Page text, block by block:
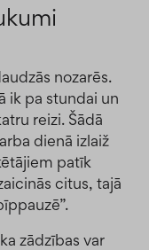
nozarēs.
ik pa stundai un
reizi. Šādā
dienā izlaiž
patīk
citus, tajā
zādzības var